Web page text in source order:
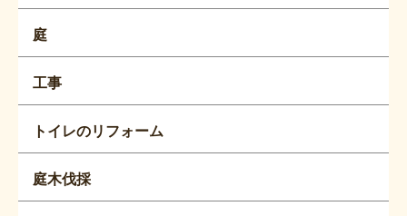
庭
工事
トイレのリフォーム
庭木伐採